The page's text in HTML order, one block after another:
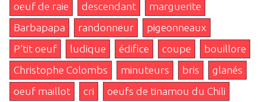
oeuf de raie descendant
marguerite
Barbapapa
randonneur
pigeonneaux
P'tit oeuf
ludique édifice coupe
bouillore
Christophe Colombs
minuteurs bris
glanés
oeuf maillot
cri
oeufs de tinamou du Chili